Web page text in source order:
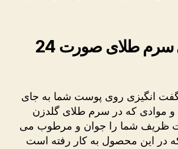
خاصیت های سرم طلای صورت 24
انگیزی روی پوست شما به جای
و موادی که در سرم طلای گلدزن
ظریف شما را جوان و مرطوب می
در این محصول به کار رفته است